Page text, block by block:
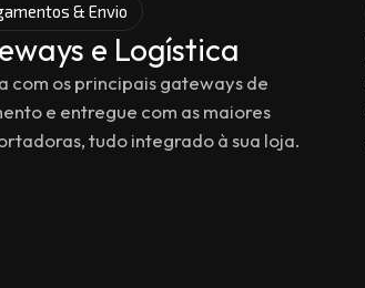
& Envio
e Logística
com os principais gateways de
e entregue com as maiores
tudo integrado à sua loja.